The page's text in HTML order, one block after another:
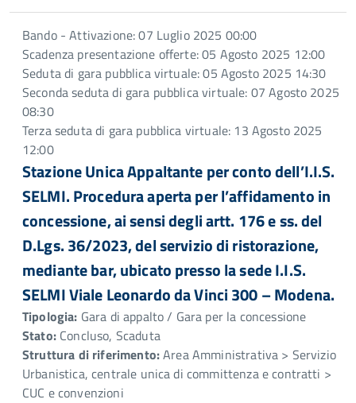
Bando - Attivazione: 07 Luglio 2025 00:00
Scadenza presentazione offerte: 05 Agosto 2025 12:00
Seduta di gara pubblica virtuale: 05 Agosto 2025 14:30
Seconda seduta di gara pubblica virtuale: 07 Agosto 2025
08:30
Terza seduta di gara pubblica virtuale: 13 Agosto 2025
12:00
Stazione Unica Appaltante per conto dell’I.I.S.
SELMI. Procedura aperta per l’affidamento in
concessione, ai sensi degli artt. 176 e ss. del
D.Lgs. 36/2023, del servizio di ristorazione,
mediante bar, ubicato presso la sede I.I.S.
SELMI Viale Leonardo da Vinci 300 – Modena.
Tipologia: Gara di appalto / Gara per la concessione
Stato:Concluso, Scaduta
Struttura di riferimento:Area Amministrativa > Servizio
Urbanistica, centrale unica di committenza e contratti >
CUC e convenzioni